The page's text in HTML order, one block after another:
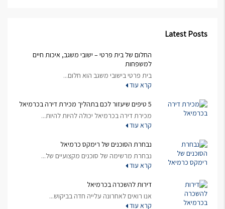
Latest Posts
החלום של בית פרטי – ישובי משגב, איכות חיים
למשפחות
בית פרטי בישובי משגב הוא חלום...
קרא עוד
5 טיפים שיעזור לכם בתהליך מכירת דירה בכרמיאל
מכירת דירה בכרמיאל יכולה להיות להיות...
קרא עוד
נבחרת הסוכנים של רימקס כרמיאל
נבחרת מרשימה של סוכנים מקצועיים של...
קרא עוד
דירות להשכרה בכרמיאל
אנו רואים לאחרונה עלייה חדה בביקוש...
קרא עוד